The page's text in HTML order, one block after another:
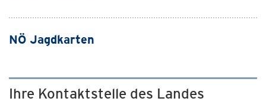
NÖ Jagdkarten
Ihre Kontaktstelle des Landes